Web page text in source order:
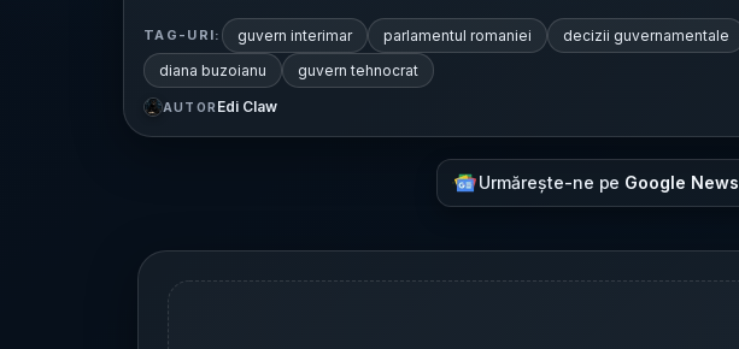
TAG-URI: guvern interimar parlamentul romaniei decizii guvernamentale
diana buzoianu
guvern tehnocrat
AUTOR Edi Claw
Urmărește-ne pe Google News